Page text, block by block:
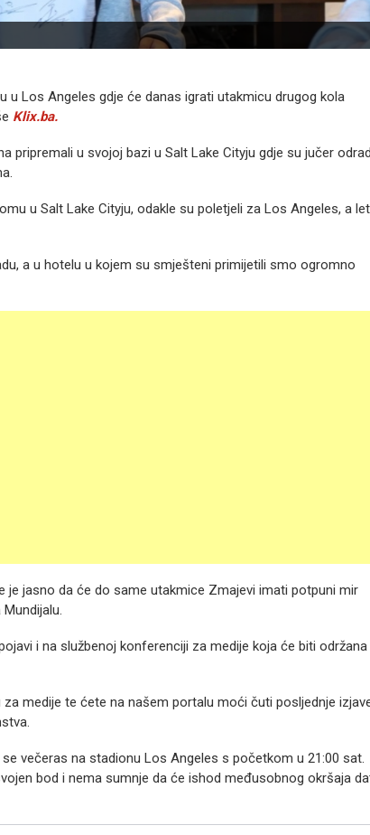
u Los Angeles gdje će danas igrati utakmicu drugog kola
Klix.ba.
pripremali u svojoj bazi u Salt Lake Cityju gdje su jučer
u Salt Lake Cityju, odakle su poletjeli za Los Angeles, a
a u hotelu u kojem su smješteni primijetili smo ogromno
je jasno da će do same utakmice Zmajevi imati potpuni mir
i na službenoj konferenciji za medije koja će biti održana
medije te ćete na našem portalu moći čuti posljednje
večeras na stadionu Los Angeles s početkom u 21:00 sat.
bod i nema sumnje da će ishod međusobnog okršaja